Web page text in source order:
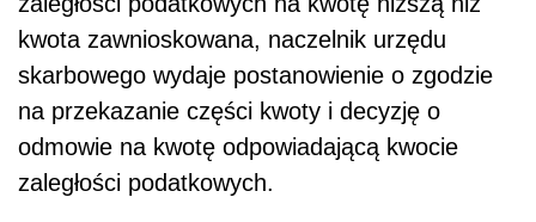
kwota zawnioskowana, naczelnik urzędu
skarbowego wydaje postanowienie o zgodzie
na przekazanie części kwoty i decyzję o
odmowie na kwotę odpowiadającą kwocie
zaległości podatkowych.